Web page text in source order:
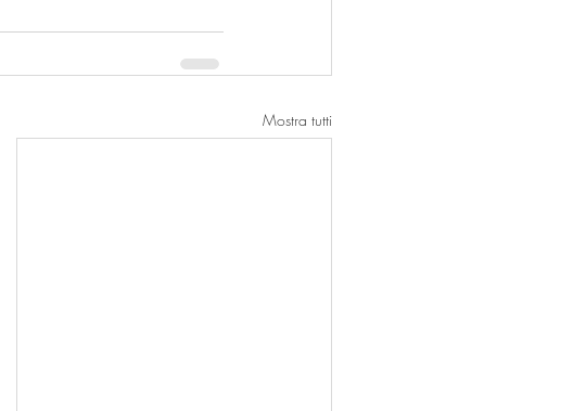
Mostra tutti